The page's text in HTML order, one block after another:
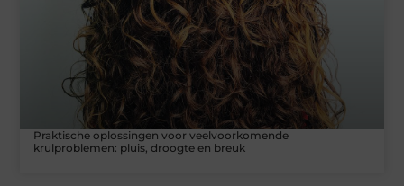
Praktische oplossingen voor veelvoorkomende
krulproblemen: pluis, droogte en breuk